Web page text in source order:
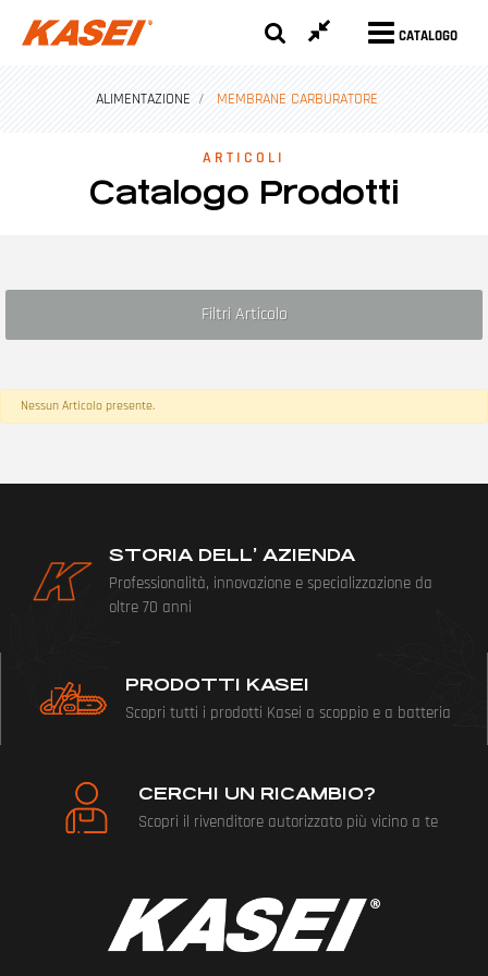
CATALOGO
ALIMENTAZIONE MEMBRANE CARBURATORE
ARTICOLI
Catalogo Prodotti
Filtri Articolo
Nessun Articolo presente.
STORIA DELL’ AZIENDA
Professionalità, innovazione e specializzazione da
oltre 70 anni
PRODOTTI KASEI
Scopri tutti i prodotti Kasei a scoppio e a batteria
CERCHI UN RICAMBIO?
Scopri il rivenditore autorizzato più vicino a te